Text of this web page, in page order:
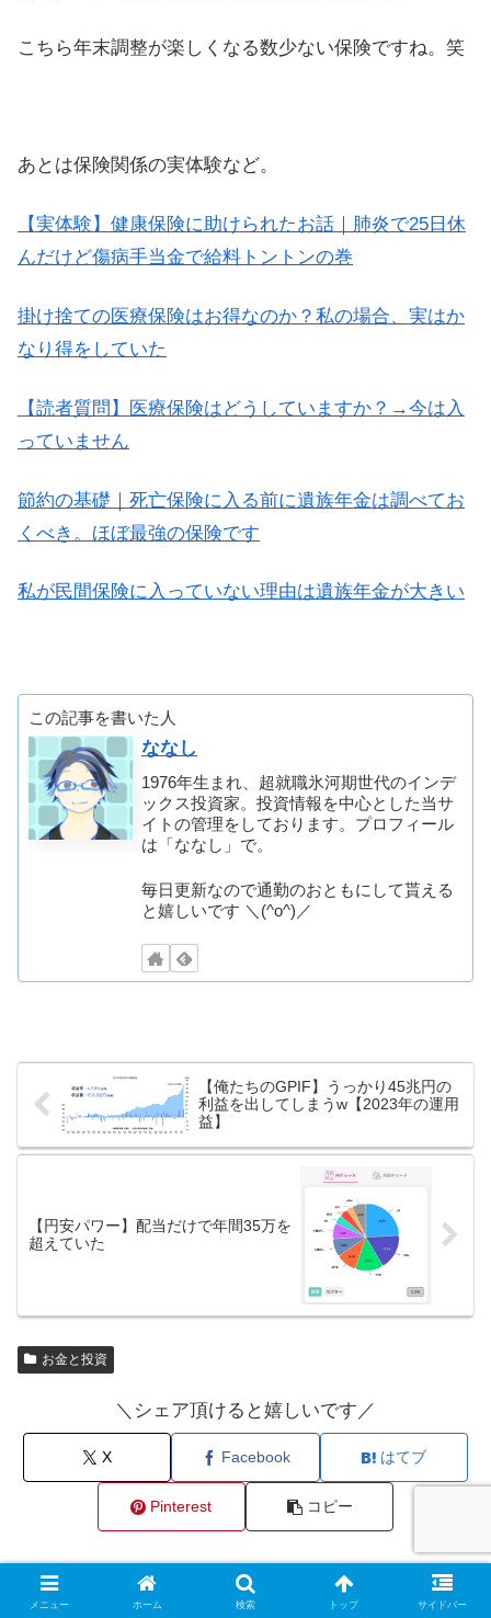
こちら年末調整が楽しくなる数少ない保険ですね。笑
あとは保険関係の実体験など。
【実体験】健康保険に助けられたお話｜肺炎で25日休
んだけど傷病手当金で給料トントンの巻
掛け捨ての医療保険はお得なのか？私の場合、実はか
なり得をしていた
【読者質問】医療保険はどうしていますか？→今は入
っていません
節約の基礎｜死亡保険に入る前に遺族年金は調べてお
くべき。ほぼ最強の保険です
私が民間保険に入っていない理由は遺族年金が大きい
この記事を書いた人
ななし
1976年生まれ、超就職氷河期世代のインデ
ックス投資家。投資情報を中心とした当サ
イトの管理をしております。プロフィール
は「ななし」で。
毎日更新なので通勤のおともにして貰える
と嬉しいです ＼(^o^)／
【俺たちのGPIF】うっかり45兆円の
利益を出してしまうw【2023年の運用
益】
【円安パワー】配当だけで年間35万を
超えていた
お金と投資
＼シェア頂けると嬉しいです／
X Facebook はてブ
Pinterest コピー
ななしをフォローする
メニュー ホーム 検索 トップ サイドバー